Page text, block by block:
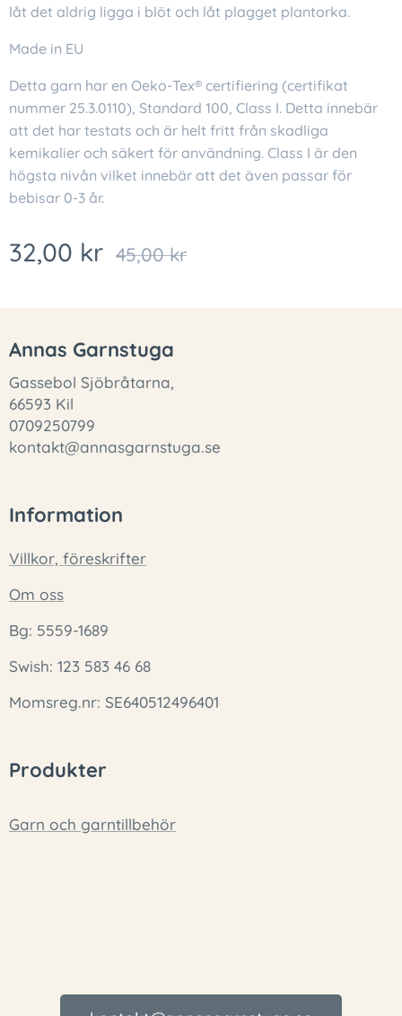
låt det aldrig ligga i blöt och låt plagget plantorka.
Made in EU
Detta garn har en Oeko-Tex® certifiering (certifikat
nummer 25.3.0110), Standard 100, Class I. Detta innebär
att det har testats och är helt fritt från skadliga
kemikalier och säkert för användning. Class I är den
högsta nivån vilket innebär att det även passar för
bebisar 0-3 år.
32,00 kr 45,00kr
Annas Garnstuga
Gassebol Sjöbråtarna,
66593 Kil
0709250799
kontakt@annasgarnstuga.se
Information
Villkor, föreskrifter
Om oss
Bg: 5559-1689
Swish: 123 583 46 68
Momsreg.nr: SE640512496401
Produkter
Garn och garntillbehör